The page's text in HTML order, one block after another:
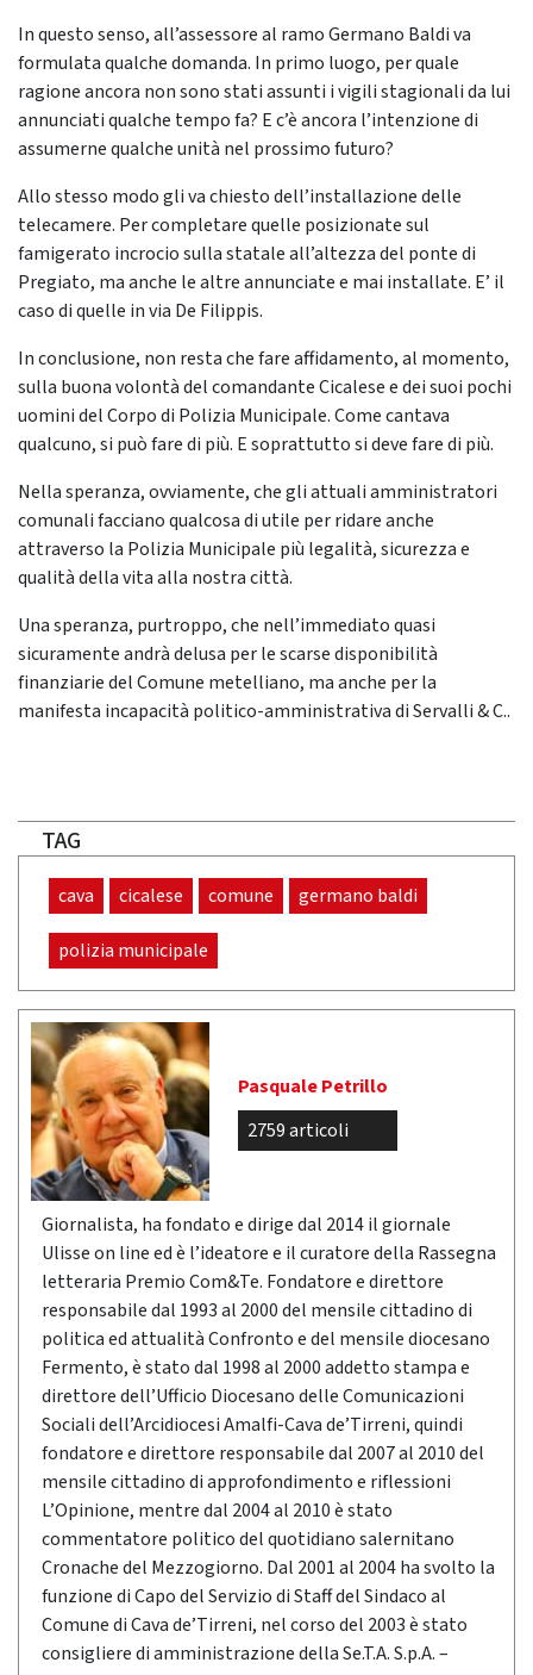
In questo senso, all’assessore al ramo Germano Baldi va
formulata qualche domanda. In primo luogo, per quale
ragione ancora non sono stati assunti i vigili stagionali da lui
annunciati qualche tempo fa? E c’è ancora l’intenzione di
assumerne qualche unità nel prossimo futuro?
Allo stesso modo gli va chiesto dell’installazione delle
telecamere. Per completare quelle posizionate sul
famigerato incrocio sulla statale all’altezza del ponte di
Pregiato, ma anche le altre annunciate e mai installate. E’ il
caso di quelle in via De Filippis.
In conclusione, non resta che fare affidamento, al momento,
sulla buona volontà del comandante Cicalese e dei suoi pochi
uomini del Corpo di Polizia Municipale. Come cantava
qualcuno, si può fare di più. E soprattutto si deve fare di più.
Nella speranza, ovviamente, che gli attuali amministratori
comunali facciano qualcosa di utile per ridare anche
attraverso la Polizia Municipale più legalità, sicurezza e
qualità della vita alla nostra città.
Una speranza, purtroppo, che nell’immediato quasi
sicuramente andrà delusa per le scarse disponibilità
finanziarie del Comune metelliano, ma anche per la
manifesta incapacità politico-amministrativa di Servalli & C..
TAG
cava cicalese comune germano baldi
polizia municipale
Pasquale Petrillo
2759 articoli
Giornalista, ha fondato e dirige dal 2014 il giornale
Ulisse on line ed è l’ideatore e il curatore della Rassegna
letteraria Premio Com&Te. Fondatore e direttore
responsabile dal 1993 al 2000 del mensile cittadino di
politica ed attualità Confronto e del mensile diocesano
Fermento, è stato dal 1998 al 2000 addetto stampa e
direttore dell’Ufficio Diocesano delle Comunicazioni
Sociali dell’Arcidiocesi Amalfi-Cava de’Tirreni, quindi
fondatore e direttore responsabile dal 2007 al 2010 del
mensile cittadino di approfondimento e riflessioni
L’Opinione, mentre dal 2004 al 2010 è stato
commentatore politico del quotidiano salernitano
Cronache del Mezzogiorno. Dal 2001 al 2004 ha svolto la
funzione di Capo del Servizio di Staff del Sindaco al
Comune di Cava de’Tirreni, nel corso del 2003 è stato
consigliere di amministrazione della Se.T.A. S.p.A. –